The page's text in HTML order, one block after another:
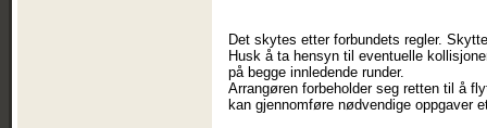
Det skytes etter forbundets regler.
Husk å ta hensyn til eventuelle
på begge innledende runder.
Arrangøren forbeholder seg retten til å
kan gjennomføre nødvendige oppgaver